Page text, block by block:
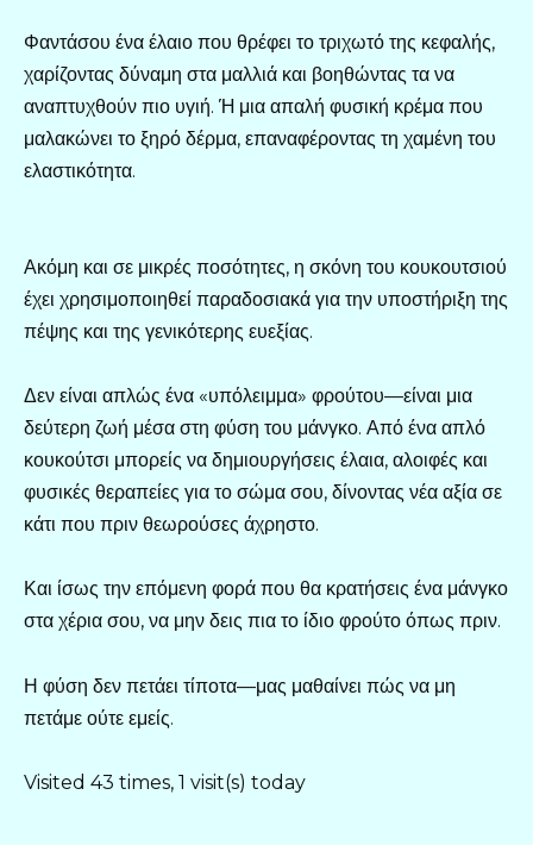
Φαντάσου ένα έλαιο που θρέφει το τριχωτό της κεφαλής,
χαρίζοντας δύναμη στα μαλλιά και βοηθώντας τα να
αναπτυχθούν πιο υγιή. Ή μια απαλή φυσική κρέμα που
μαλακώνει το ξηρό δέρμα, επαναφέροντας τη χαμένη του
ελαστικότητα.
Ακόμη και σε μικρές ποσότητες, η σκόνη του κουκουτσιού
έχει χρησιμοποιηθεί παραδοσιακά για την υποστήριξη της
πέψης και της γενικότερης ευεξίας.
Δεν είναι απλώς ένα «υπόλειμμα» φρούτου—είναι μια
δεύτερη ζωή μέσα στη φύση του μάνγκο. Από ένα απλό
κουκούτσι μπορείς να δημιουργήσεις έλαια, αλοιφές και
φυσικές θεραπείες για το σώμα σου, δίνοντας νέα αξία σε
κάτι που πριν θεωρούσες άχρηστο.
Και ίσως την επόμενη φορά που θα κρατήσεις ένα μάνγκο
στα χέρια σου, να μην δεις πια το ίδιο φρούτο όπως πριν.
Η φύση δεν πετάει τίποτα—μας μαθαίνει πώς να μη
πετάμε ούτε εμείς.
Visited 43 times, 1 visit(s) today